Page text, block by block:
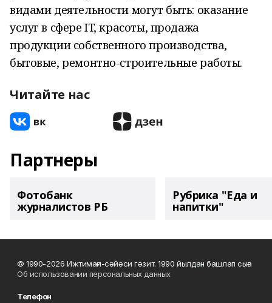
видами деятельности могут быть: оказание
услуг в сфере IT, красоты, продажа
продукции собственного производства,
бытовые, ремонтно-строительные работы.
Читайте нас
Партнеры
Фотобанк
журналистов РБ
Рубрика "Еда и
напитки"
© 1990-2026 Ижтимағи-сәйәси гәзит. 1990 йылдан башлап сыға
Об использовании персональных данных
Телефон